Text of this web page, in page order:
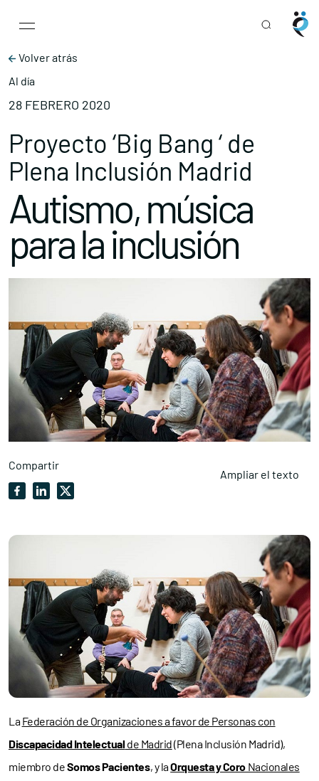
Main Navigation
Volver atrás
Al día
28 FEBRERO 2020
Proyecto ‘Big Bang ‘ de
Plena Inclusión Madrid
Autismo, música
para la inclusión
Compartir
Ampliar el texto
LaFederación de Organizaciones a favor de Personas con
Discapacidad Intelectualde Madrid(Plena Inclusión Madrid),
miembro deSomos Pacientes, y laOrquesta y Coro Nacionales